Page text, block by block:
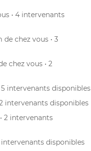
• 4 intervenants
de chez vous • 3
chez vous • 2
5 intervenants disponibles
2 intervenants disponibles
2 intervenants
intervenants disponibles